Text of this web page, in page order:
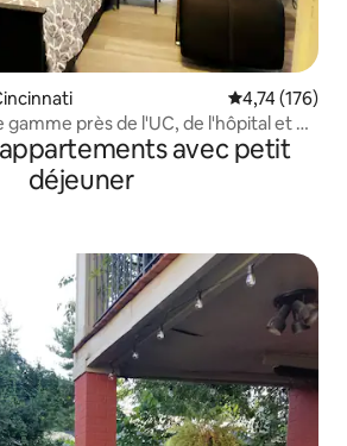
Évaluation
4,74 (176)
près de l'UC, de l'hôpital et du
avec petit
déjeuner